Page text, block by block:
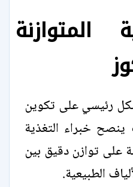
المتوازنة
رئيسي على تكوين
ينصح خبراء التغذية
على توازن دقيق بين
الطبيعية.